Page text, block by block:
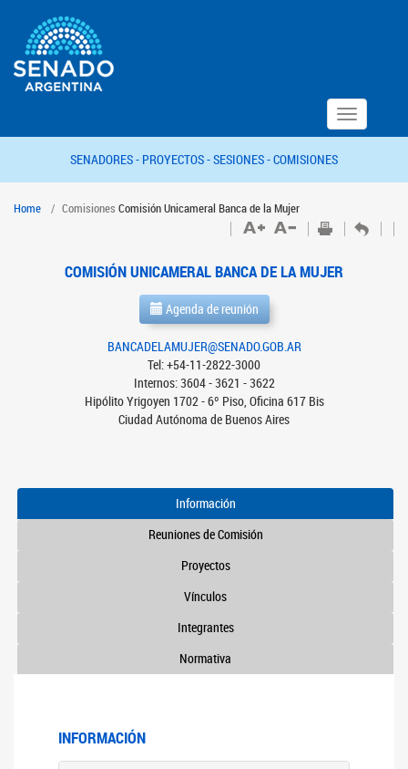
Toggle
navigation
SENADORES - PROYECTOS -SESIONES -COMISIONES
Home Comisiones Comisión Unicameral Banca de la Mujer
COMISIÓN UNICAMERAL BANCA DE LA MUJER
Agenda de reunión
BANCADELAMUJER@SENADO.GOB.AR
Tel: +54-11-2822-3000
Internos: 3604 - 3621 - 3622
Hipólito Yrigoyen 1702 - 6º Piso, Oficina 617 Bis
Ciudad Autónoma de Buenos Aires
Información
Reuniones de Comisión
Proyectos
Vínculos
Integrantes
Normativa
INFORMACIÓN